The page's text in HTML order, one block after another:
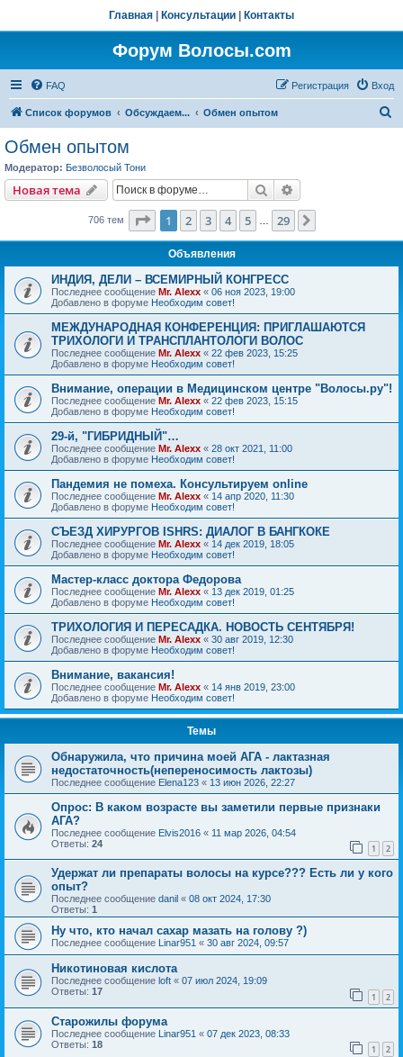
Главная Консультации Контакты
Форум Волосы.com
FAQ Вход
Регистрация
Список форумов Обсуждаем... Обмен опытом
Обмен опытом
Модератор: Безволосый Тони
Новая тема Поиск
706 тем Страница из 29
1 2 3 4 5 29
Объявления
ИНДИЯ, ДЕЛИ – ВСЕМИРНЫЙ КОНГРЕСС
Последнее сообщение Mr. Alexx « 06 ноя 2023, 19:00
Добавлено в форуме Необходим совет!
МЕЖДУНАРОДНАЯ КОНФЕРЕНЦИЯ: ПРИГЛАШАЮТСЯ
ТРИХОЛОГИ И ТРАНСПЛАНТОЛОГИ ВОЛОС
Последнее сообщение Mr. Alexx « 22 фев 2023, 15:25
Добавлено в форуме Необходим совет!
Внимание, операции в Медицинском центре "Волосы.ру"!
Последнее сообщение Mr. Alexx « 22 фев 2023, 15:15
Добавлено в форуме Необходим совет!
29-й, "ГИБРИДНЫЙ"…
Последнее сообщение Mr. Alexx « 28 окт 2021, 11:00
Добавлено в форуме Необходим совет!
Пандемия не помеха. Консультируем online
Последнее сообщение Mr. Alexx « 14 апр 2020, 11:30
Добавлено в форуме Необходим совет!
СЪЕЗД ХИРУРГОВ ISHRS: ДИАЛОГ В БАНГКОКЕ
Последнее сообщение Mr. Alexx « 14 дек 2019, 18:05
Добавлено в форуме Необходим совет!
Мастер-класс доктора Федорова
Последнее сообщение Mr. Alexx « 13 дек 2019, 01:25
Добавлено в форуме Необходим совет!
ТРИХОЛОГИЯ И ПЕРЕСАДКА. НОВОСТЬ СЕНТЯБРЯ!
Последнее сообщение Mr. Alexx « 30 авг 2019, 12:30
Добавлено в форуме Необходим совет!
Внимание, вакансия!
Последнее сообщение Mr. Alexx « 14 янв 2019, 23:00
Добавлено в форуме Необходим совет!
Темы
Обнаружила, что причина моей АГА - лактазная
недостаточность(непереносимость лактозы)
Последнее сообщение Elena123 « 13 июн 2026, 22:27
Опрос: В каком возрасте вы заметили первые признаки
АГА?
Последнее сообщение Elvis2016 « 11 мар 2026, 04:54
Ответы: 24 1 2
Удержат ли препараты волосы на курсе??? Есть ли у кого
опыт?
Последнее сообщение danil « 08 окт 2024, 17:30
Ответы: 1
Ну что, кто начал сахар мазать на голову ?)
Последнее сообщение Linar951 « 30 авг 2024, 09:57
Никотиновая кислота
Последнее сообщение loft « 07 июл 2024, 19:09
Ответы: 17 1 2
Старожилы форума
Последнее сообщение Linar951 « 07 дек 2023, 08:33
Ответы: 18 1 2